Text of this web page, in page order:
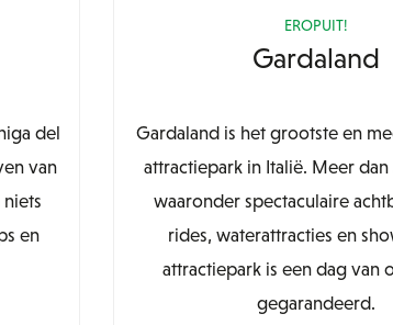
del
van
en
EROPUIT!
Gardaland
Gardaland is het grootste en
attractiepark in Italië. Meer dan
waaronder spectaculaire
rides, waterattracties en
attractiepark is een dag van
gegarandeerd.